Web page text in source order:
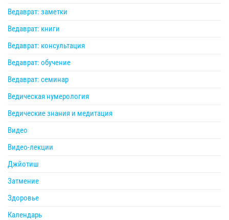
Ведаврат: заметки
Ведаврат: книги
Ведаврат: консультация
Ведаврат: обучение
Ведаврат: семинар
Ведическая нумерология
Ведические знания и медитация
Видео
Видео-лекции
Джйотиш
Затмение
Здоровье
Календарь